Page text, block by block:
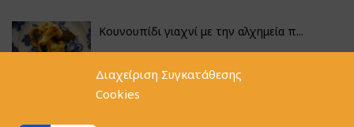
Διαχείριση Συγκατάθεσης
Cookies
Κουνουπίδι γιαχνί με την αλχημεία π...
Φακές με κοφτό μακαρονάκι και ξιδάτ...